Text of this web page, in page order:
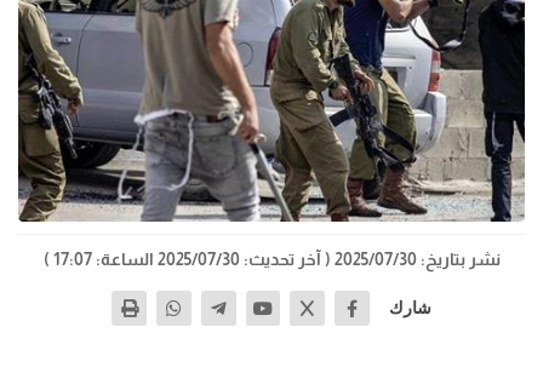
نشر بتاريخ: 2025/07/30 ( آخر تحديث: 2025/07/30 الساعة: 17:07 )
شارك